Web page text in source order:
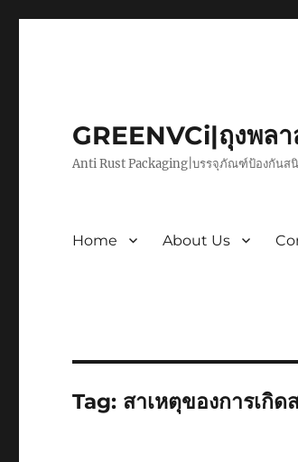
GREENVCi|ถุงพล
Anti Rust Packaging|บรรจุภัณฑ์ป้องกันส
Home About Us
Tag: สาเหตุของการเกิด